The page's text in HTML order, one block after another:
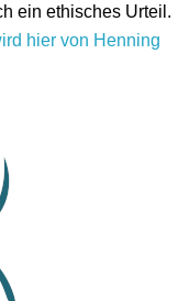
ein ethisches Urteil.
hier von Henning